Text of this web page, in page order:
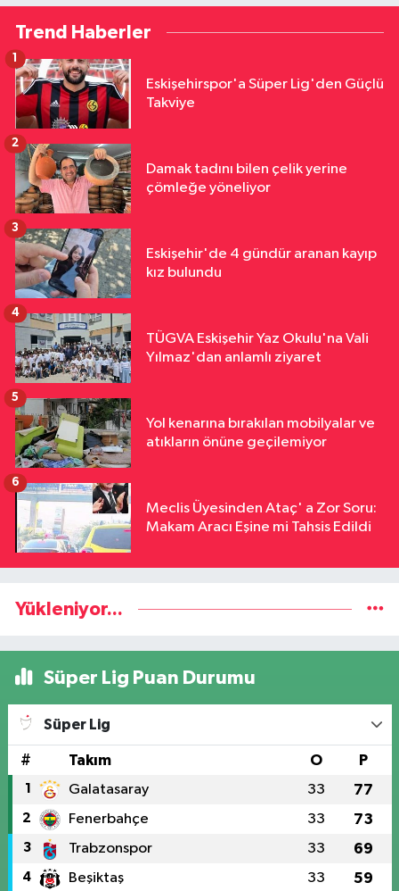
Trend Haberler
Eskişehirspor'a Süper Lig'den Güçlü
Takviye
1
Damak tadını bilen çelik yerine
çömleğe yöneliyor
2
Eskişehir'de 4 gündür aranan kayıp
kız bulundu
3
TÜGVA Eskişehir Yaz Okulu'na Vali
Yılmaz'dan anlamlı ziyaret
4
Yol kenarına bırakılan mobilyalar ve
atıkların önüne geçilemiyor
5
Meclis Üyesinden Ataç' a Zor Soru:
Makam Aracı Eşine mi Tahsis Edildi
6
Yükleniyor...
Süper Lig Puan Durumu
Süper Lig
# Takım O P
1 Galatasaray 33 77
2 Fenerbahçe 33 73
3 Trabzonspor 33 69
4 Beşiktaş 33 59